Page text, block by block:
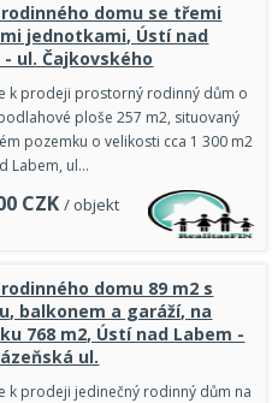
domu se třemi
jednotkami, Ústí nad
- ul. Čajkovského
k prodeji prostorný rodinný dům o
ploše 257 m2, situovaný
pozemku o velikosti cca 1 300 m2
Labem, ul…
CZK / objekt
domu 89 m2 s
balkonem a garáží, na
768 m2, Ústí nad Labem -
ul.
k prodeji jedinečný rodinný dům na